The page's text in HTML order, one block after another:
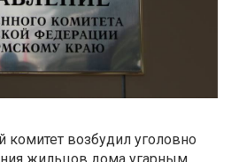
комитет возбудил уголовно